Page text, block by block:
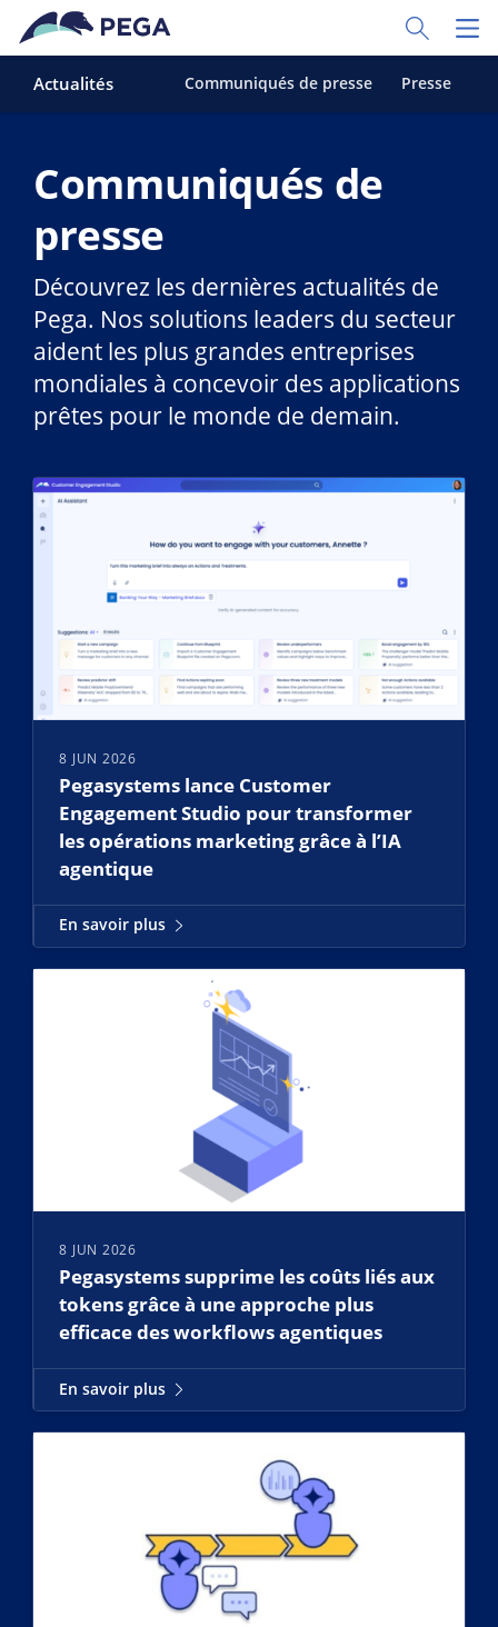
Passer directement au contenu principal
Toggle
Actualités Communiqués de presse Presse
Communiqués de
presse
Découvrez les dernières actualités de
Pega. Nos solutions leaders du secteur
aident les plus grandes entreprises
mondiales à concevoir des applications
prêtes pour le monde de demain.
En savoir plus
8 JUN 2026
Pegasystems lance Customer
Engagement Studio pour transformer
les opérations marketing grâce à l’IA
agentique
En savoir plus
8 JUN 2026
Pegasystems supprime les coûts liés aux
tokens grâce à une approche plus
efficace des workflows agentiques
En savoir plus